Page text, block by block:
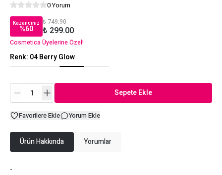
0 Yorum
Kazancınız
%60
₺ 749.90
₺ 299.00
Cosmetica Üyelerine Özel!
Renk: 04 Berry Glow
Sepete Ekle
Favorilere Ekle Yorum Ekle
Ürün Hakkında Yorumlar
-